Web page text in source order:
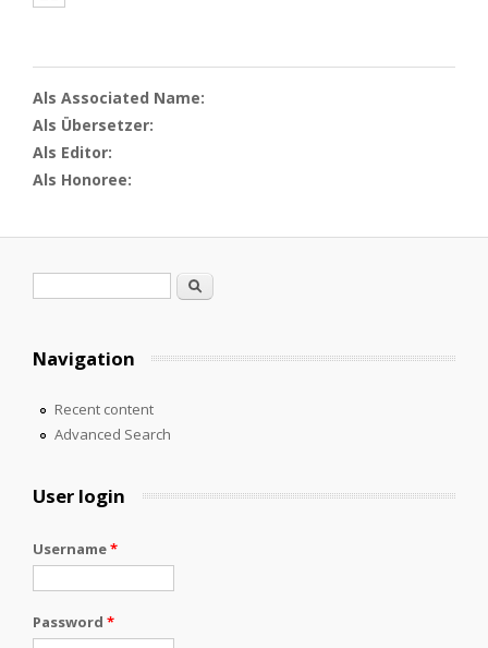
Als Associated Name:
Als Übersetzer:
Als Editor:
Als Honoree:
Search
Navigation
Recent content
Advanced Search
User login
Username*
Password *